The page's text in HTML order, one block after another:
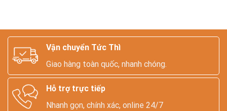
Vận chuyển Tức Thì
Giao hàng toàn quốc, nhanh chóng.
Hỗ trợ trực tiếp
Nhanh gọn, chính xác, online 24/7